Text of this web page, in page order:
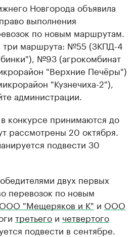
Новгорода объявила
выполнения
по новым маршрутам.
три маршрута: ​№55 (ЗКПД-4
№93 (агрокомбинат
"Верхние Печёры")
"Кузнечиха-2"),
администрации.
конкурсе принимаются до
рассмотрены 20 октября.
подвести 30
двух первых
перевозок по новым
ООО "Мещеряков и К" и ООО
третьего и четвертого
подвести в сентябре.